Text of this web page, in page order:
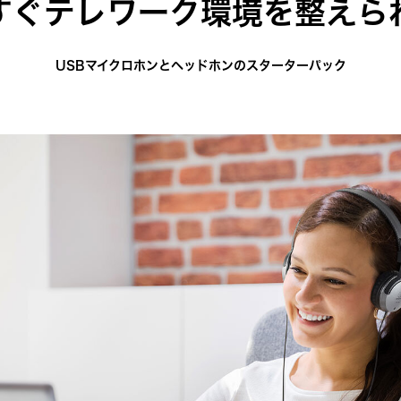
ぐテレワーク環境を整えら
USBマイクロホンとヘッドホンのスターターパック